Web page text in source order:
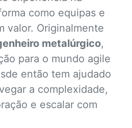
como equipas e
valor. Originalmente
metalúrgico,
para o mundo agile
então tem ajudado
a complexidade,
e escalar com